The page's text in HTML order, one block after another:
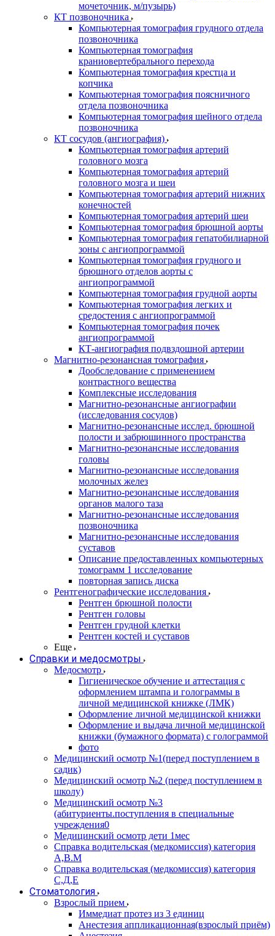
мочеточник, м/пузырь)
КТ позвоночника
Компьютерная томография грудного отдела
позвоночника
Компьютерная томография
краниовертебрального перехода
Компьютерная томография крестца и
копчика
Компьютерная томография поясничного
отдела позвоночника
Компьютерная томография шейного отдела
позвоночника
КТ сосудов (ангиография)
Компьютерная томография артерий
головного мозга
Компьютерная томография артерий
головного мозга и шеи
Компьютерная томография артерий нижних
конечностей
Компьютерная томография артерий шеи
Компьютерная томография брюшной аорты
Компьютерная томография гепатобилиарной
зоны с ангиопрограммой
Компьютерная томография грудного и
брюшного отделов аорты с
ангиопрограммой
Компьютерная томография грудной аорты
Компьютерная томография легких и
средостения с ангиопрограммой
Компьютерная томография почек
ангиопрограммой
КТ-ангиография подвздошной артерии
Магнитно-резонансная томография
Дообследование с применением
контрастного вещества
Комплексные исследования
Магнитно-резонансные ангиографии
(исследования сосудов)
Магнитно-резонансные исслед. брюшной
полости и забрюшинного пространства
Магнитно-резонансные исследования
головы
Магнитно-резонансные исследования
молочных желез
Магнитно-резонансные исследования
органов малого таза
Магнитно-резонансные исследования
позвоночника
Магнитно-резонансные исследования
суставов
Описание предоставленных компьютерных
томограмм 1 исследование
повторная запись диска
Рентгенографические исследования
Рентген брюшной полости
Рентген головы
Рентген грудной клетки
Рентген костей и суставов
Еще
Справки и медосмотры
Медосмотр
Гигиеническое обучение и аттестация с
оформлением штампа и голограммы в
личной медицинской книжке (ЛМК)
Оформление личной медицинской книжки
Оформление и выдача личной медицинской
книжки (бумажного формата) с голограммой
фото
Медицинский осмотр №1(перед поступлением в
садик)
Медицинский осмотр №2 (перед поступлением в
школу)
Медицинский осмотр №3
(абитуриенты.поступления в специальные
учреждения0
Медицинский осмотр дети 1мес
Справка водительская (медкомиссия) категория
А,В.М
Справка водительская (медкомиссия) категория
С,Д,Е
Стоматология
Взрослый прием
Иммедиат протез из 3 единиц
Анестезия аппликационная(взрослый приём)